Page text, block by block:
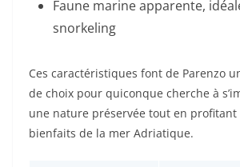
Faune marine apparente,
snorkeling
Ces caractéristiques font de Parenzo
de choix pour quiconque cherche à
une nature préservée tout en
bienfaits de la mer Adriatique.